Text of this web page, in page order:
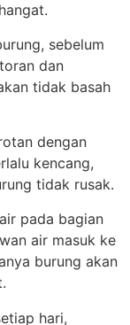
sebelum
dan
tidak basah
dengan
kencang,
tidak rusak.
pada bagian
air masuk ke
burung akan
hari,